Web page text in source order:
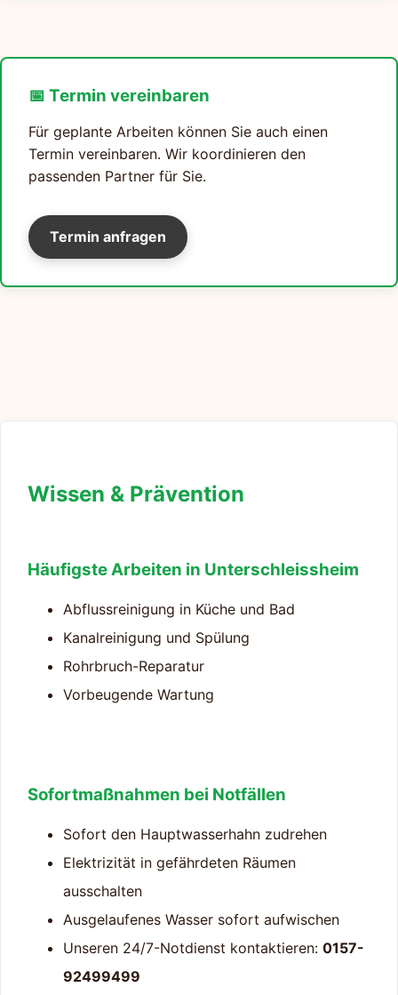
📅 Termin vereinbaren
Für geplante Arbeiten können Sie auch einen
Termin vereinbaren. Wir koordinieren den
passenden Partner für Sie.
Termin anfragen
Wissen & Prävention
Häufigste Arbeiten in Unterschleissheim
Abflussreinigung in Küche und Bad
Kanalreinigung und Spülung
Rohrbruch-Reparatur
Vorbeugende Wartung
Sofortmaßnahmen bei Notfällen
Sofort den Hauptwasserhahn zudrehen
Elektrizität in gefährdeten Räumen
ausschalten
Ausgelaufenes Wasser sofort aufwischen
Unseren 24/7-Notdienst kontaktieren: 0157-
92499499